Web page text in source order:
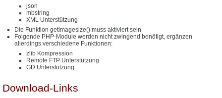
json
mbstring
XML Unterstützung
Die Funktion getimagesize() muss aktiviert sein
Folgende PHP-Module werden nicht zwingend benötigt, ergänzen
allerdings verschiedene Funktionen:
zlib Kompression
Remote FTP Unterstützung
GD Unterstützung
Download-Links